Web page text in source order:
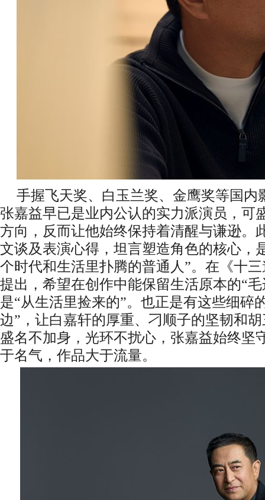
手握飞天奖、白玉兰奖、金鹰奖等国内
张嘉益早已是业内公认的实力派演员，可
方向，反而让他始终保持着清醒与谦逊。
文谈及表演心得，坦言塑造角色的核心，
个时代和生活里扑腾的普通人”。在《十
提出，希望在创作中能保留生活原本的“
是“从生活里捡来的”。也正是有这些细碎
边”，让白嘉轩的厚重、刁顺子的坚韧和
盛名不加身，光环不扰心，张嘉益始终坚
于名气，作品大于流量。